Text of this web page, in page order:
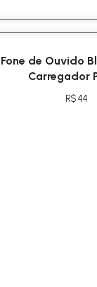
Fone de Ouvido
Carregador
R$ 44